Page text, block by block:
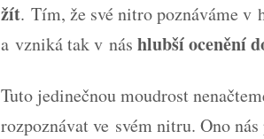
žít. Tím, že své nitro poznáváme v
a vzniká tak v nás hlubší ocenění
Tuto jedinečnou moudrost
rozpoznávat ve svém nitru. Ono nás